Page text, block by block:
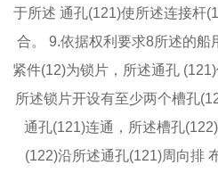
于所述 通孔(121)使所述连接杆
合。 9.依据权利要求8所述的船
紧件(12)为锁片，所述通孔
所述锁片开设有至少两个槽孔
通孔(121)连通，所述槽孔
(122)沿所述通孔(121)周向排